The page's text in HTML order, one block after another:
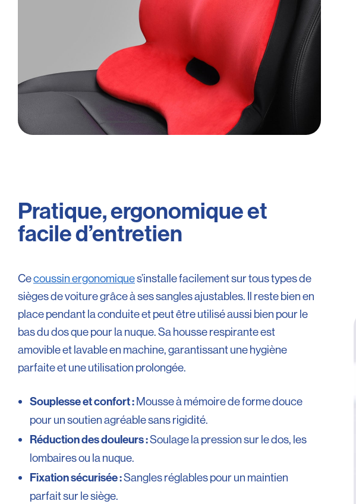
Pratique, ergonomique et
facile d’entretien
Cecoussin ergonomiques’installe facilement sur tous types de
sièges de voiture grâce à ses sangles ajustables. Il reste bien en
place pendant la conduite et peut être utilisé aussi bien pour le
bas du dos que pour la nuque. Sa housse respirante est
amovible et lavable en machine, garantissant une hygiène
parfaite et une utilisation prolongée.
Souplesse et confort :Mousse à mémoire de forme douce
pour un soutien agréable sans rigidité.
Réduction des douleurs :Soulage la pression sur le dos, les
lombaires ou la nuque.
Fixation sécurisée :Sangles réglables pour un maintien
parfait sur le siège.